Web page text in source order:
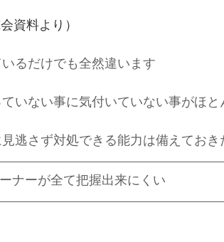
資料より）
るだけでも全然違います
いない事に気付いていない事がほと
逃さず対処できる能力は備えておき
ナーが全て把握出来にくい